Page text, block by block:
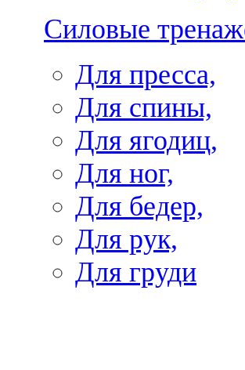
Силовые
Для пресса,
Для спины,
Для ягодиц,
Для ног,
Для бедер,
Для рук,
Для груди